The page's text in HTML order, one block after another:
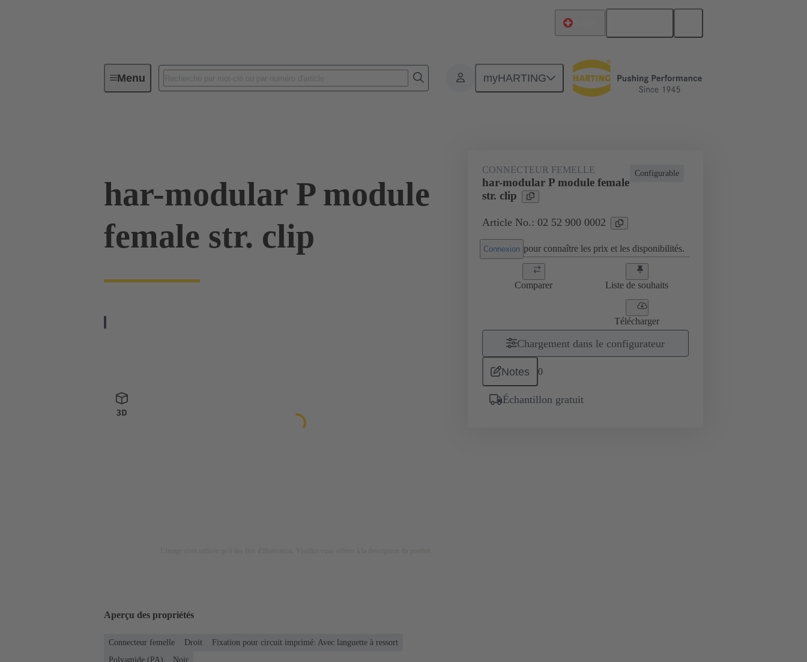
Menu myHARTING
Connectivité d'Equipements Connecteurs carte à carte Produits Raccordement carte mère à carte fille
har-modular P module
female str. clip
Configurable
CONNECTEUR FEMELLE
har-modular P module female
str. clip
Article No.: 02 52 900 0002
Connexion pour connaître les prix et les disponibilités.
Comparer Liste de souhaits
Télécharger
Chargement dans le configurateur
Notes 0
Échantillon gratuit
Aperçu des propriétés
Connecteur femelle Droit
Fixation pour circuit imprimé: Avec languette à ressort
Polyamide (PA)
Noir